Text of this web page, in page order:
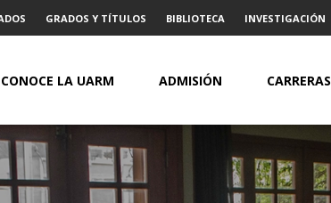
GRADOS Y TÍTULOS BIBLIOTECA INVESTIGACIÓN
CONOCE LA UARM ADMISIÓN CARRERAS